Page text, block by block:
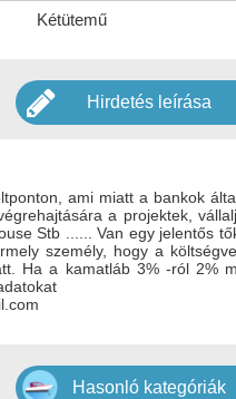
Kétütemű
Hirdetés leírása
ami miatt a bankok
a projektek,
Stb ...... Van egy jelentős
személy, hogy a
Ha a kamatláb 3% -ról 2%
Hasonló kategóriák